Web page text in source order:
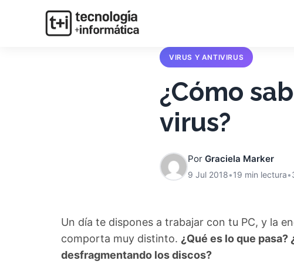
VIRUS Y ANTIVIRUS
¿Cómo
virus?
Por Graciela Marker
9 Jul 2018•19 min lectura•
Un día te dispones a trabajar con tu PC, y la
comporta muy distinto. ¿Qué es lo que pasa?
desfragmentando los discos?